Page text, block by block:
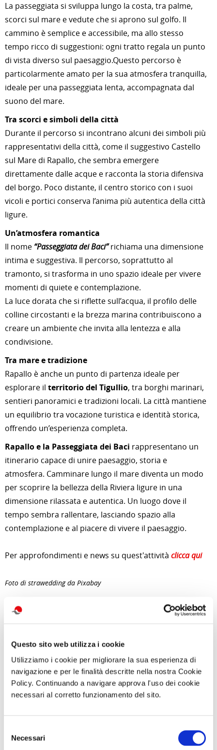
Questo sito web utilizza i cookie
Utilizziamo i cookie per migliorare la sua esperienza di
navigazione e per le finalità descritte nella nostra Cookie
Policy. Continuando a navigare approva l'uso dei cookie
necessari al corretto funzionamento del sito.
delNecessari
La passeggiata si sviluppa lungo la costa, tra palme,
scorci sul mare e vedute che si aprono sul golfo. Il
cammino è semplice e accessibile, ma allo stesso
tempo ricco di suggestioni: ogni tratto regala un punto
di vista diverso sul paesaggio.Questo percorso è
particolarmente amato per la sua atmosfera tranquilla,
ideale per una passeggiata lenta, accompagnata dal
suono del mare.
Tra scorci e simboli della città
Durante il percorso si incontrano alcuni dei simboli più
rappresentativi della città, come il suggestivo Castello
sul Mare di Rapallo, che sembra emergere
direttamente dalle acque e racconta la storia difensiva
del borgo. Poco distante, il centro storico con i suoi
vicoli e portici conserva l’anima più autentica della città
ligure.
Un’atmosfera romantica
Il nome “Passeggiata dei Baci”richiama una dimensione
intima e suggestiva. Il percorso, soprattutto al
tramonto, si trasforma in uno spazio ideale per vivere
momenti di quiete e contemplazione.
La luce dorata che si riflette sull’acqua, il profilo delle
colline circostanti e la brezza marina contribuiscono a
creare un ambiente che invita alla lentezza e alla
condivisione.
Tra mare e tradizione
Rapallo è anche un punto di partenza ideale per
esplorare il territorio del Tigullio, tra borghi marinari,
sentieri panoramici e tradizioni locali. La città mantiene
un equilibrio tra vocazione turistica e identità storica,
offrendo un’esperienza completa.
Rapallo e la Passeggiata dei Baci rappresentano un
itinerario capace di unire paesaggio, storia e
atmosfera. Camminare lungo il mare diventa un modo
per scoprire la bellezza della Riviera ligure in una
dimensione rilassata e autentica. Un luogo dove il
tempo sembra rallentare, lasciando spazio alla
contemplazione e al piacere di vivere il paesaggio.
Per approfondimenti e news su quest'attività clicca qui
Foto di strawedding da Pixabay
08 Aprile 2026
attività correlate: